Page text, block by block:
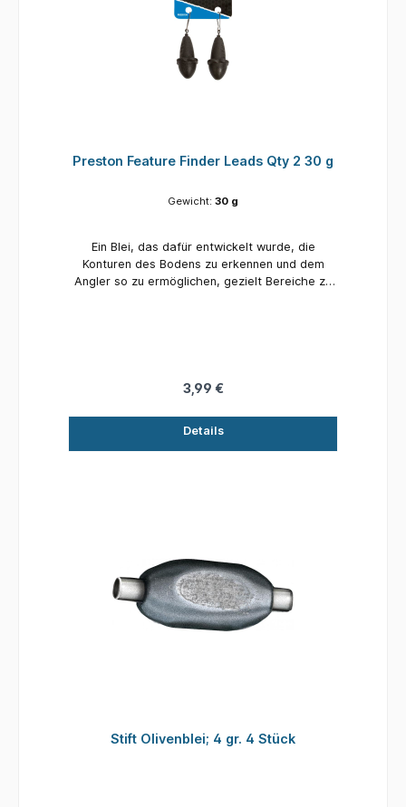
Preston Feature Finder Leads Qty 2 30 g
Gewicht: 30 g
Ein Blei, das dafür entwickelt wurde, die
Konturen des Bodens zu erkennen und dem
Angler so zu ermöglichen, gezielt Bereiche zu
3,99 €
Details
Stift Olivenblei; 4 gr. 4 Stück